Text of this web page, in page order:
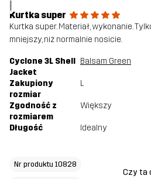
I
Kurtka super
Kurtka super. Materiał, wykonanie.
mniejszy, niż normalnie nosicie.
Cyclone 3L Shell
Jacket
Balsam Green
Zakupiony
rozmiar
L
Zgodność z
rozmiarem
Większy
Długość Idealny
Nr produktu 10828
Czy ta